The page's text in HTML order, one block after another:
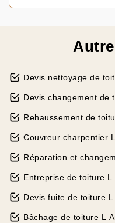
Devis nettoyage de
Devis changement de
Rehaussement de
Couvreur charpentier
Réparation et
Entreprise de toiture L
Devis fuite de toiture
Bâchage de toiture L